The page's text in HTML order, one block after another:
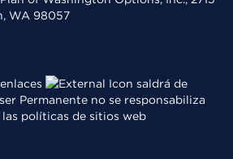
WA 98057
saldrá de
Permanente no se responsabiliza
políticas de sitios web